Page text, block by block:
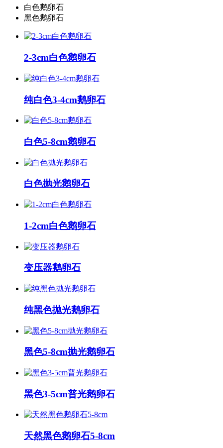
白色鹅卵石
黑色鹅卵石
2-3cm白色鹅卵石
纯白色3-4cm鹅卵石
白色5-8cm鹅卵石
白色抛光鹅卵石
1-2cm白色鹅卵石
变压器鹅卵石
纯黑色抛光鹅卵石
黑色5-8cm抛光鹅卵石
黑色3-5cm普光鹅卵石
天然黑色鹅卵石5-8cm